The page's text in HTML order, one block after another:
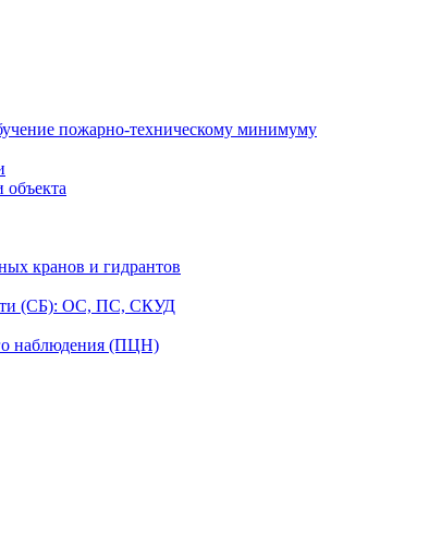
пожарно-техническому минимуму
объекта
кранов и гидрантов
(СБ): ОС, ПС, СКУД
наблюдения (ПЦН)